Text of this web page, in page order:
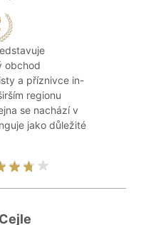
obchod
a příznivce in-
regionu
se nachází v
jako důležité